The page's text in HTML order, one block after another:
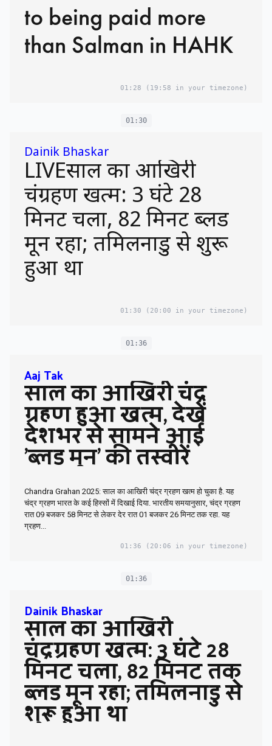
to being paid more
than Salman in HAHK
01:28 (19:58 in your timezone)
01:30
Dainik Bhaskar
LIVEसाल का आखिरी
चंद्रग्रहण खत्म: 3 घंटे 28
मिनट चला, 82 मिनट ब्लड
मून रहा; तमिलनाडु से शुरू
हुआ था
01:30 (20:00 in your timezone)
01:36
Aaj Tak
साल का आखिरी चंद्र
ग्रहण हुआ खत्म, देखें
देशभर से सामने आई
'ब्लड मून' की तस्वीरें
Chandra Grahan 2025: साल का आखिरी चंद्र ग्रहण खत्म हो चुका है. यह
चंद्र ग्रहण भारत के कई हिस्सों में दिखाई दिया. भारतीय समयानुसार, चंद्र ग्रहण
रात 09 बजकर 58 मिनट से लेकर देर रात 01 बजकर 26 मिनट तक रहा. यह
ग्रहण...
01:36 (20:06 in your timezone)
01:36
Dainik Bhaskar
साल का आखिरी
चंद्रग्रहण खत्म: 3 घंटे 28
मिनट चला, 82 मिनट तक
ब्लड मून रहा; तमिलनाडु से
शुरू हुआ था